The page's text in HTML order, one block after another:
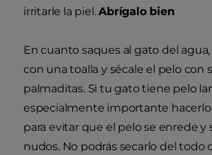
irritarle la piel.Abrígalo bien
En cuanto saques al gato del
con una toalla y sécale el pelo con
palmaditas. Si tu gato tiene pelo
especialmente importante
para evitar que el pelo se enrede y
nudos. No podrás secarlo del todo